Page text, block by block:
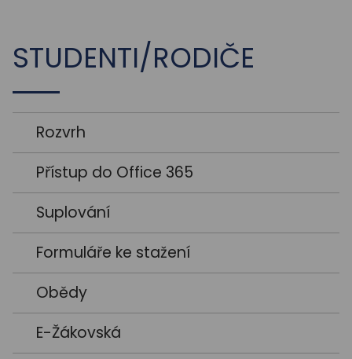
STUDENTI/RODIČE
Rozvrh
Přístup do Office 365
Suplování
Formuláře ke stažení
Obědy
E-Žákovská